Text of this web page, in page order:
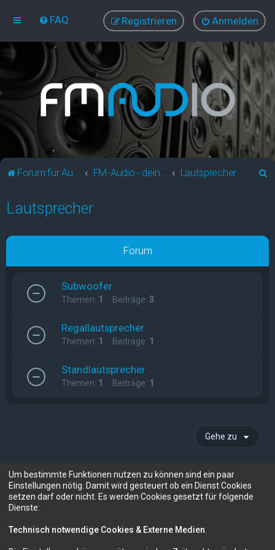
FAQ Anmelden
Registrieren
Forum für Audio und Video Lautsprecher
e
Lautsprecher
Forum
Subwoofer
Themen: 1 Beiträge: 3
Regallautsprecher
Themen: 1 Beiträge: 1
Standlautsprecher
Themen: 1 Beiträge: 1
Gehe zu
Information
Um bestimmte Funktionen nutzen zu können sind ein paar
Einstellungen nötig. Damit wird gesteuert ob ein Dienst Cookies
setzen darf oder nicht. Es werden Cookies gesetzt für folgende
Dienste:
Technisch notwendige Cookies & Externe Medien